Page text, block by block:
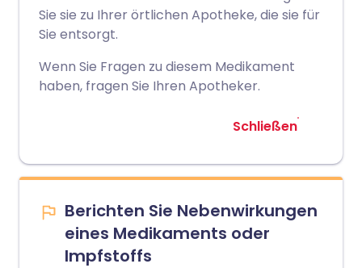
Sie sie zu Ihrer örtlichen Apotheke, die sie für
Sie entsorgt.
Wenn Sie Fragen zu diesem Medikament
haben, fragen Sie Ihren Apotheker.
Schließen
Berichten Sie Nebenwirkungen
eines Medikaments oder
Impfstoffs